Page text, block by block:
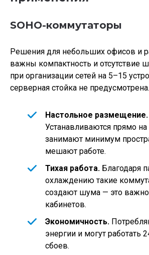
SOHO-коммутаторы
Решения для небольших офисов и
важны компактность и отсутствие
при организации сетей на 5–15
серверная стойка не предусмотрена.
Настольное размещение.
Устанавливаются прямо
занимают минимум
мешают работе.
Тихая работа. Благодаря
охлаждению такие
создают шума — это
кабинетов.
Экономичность.
энергии и могут работать
сбоев.